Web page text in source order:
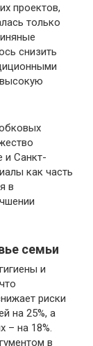
проектов,
только
снизить
высокую
и Санкт-
как часть
в
семьи
и
риски
на 25%, а
– на 18%.
в